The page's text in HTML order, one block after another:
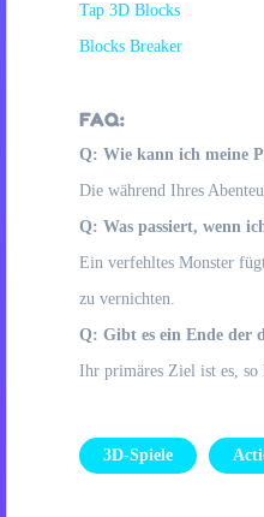
Tap 3D Blocks
Blocks Breaker
FAQ:
Q: Wie kann ich meine
Die während Ihres
Q: Was passiert, wenn
Ein verfehltes Monster
zu vernichten.
Q: Gibt es ein Ende der
Ihr primäres Ziel ist es, so
3D-Spiele